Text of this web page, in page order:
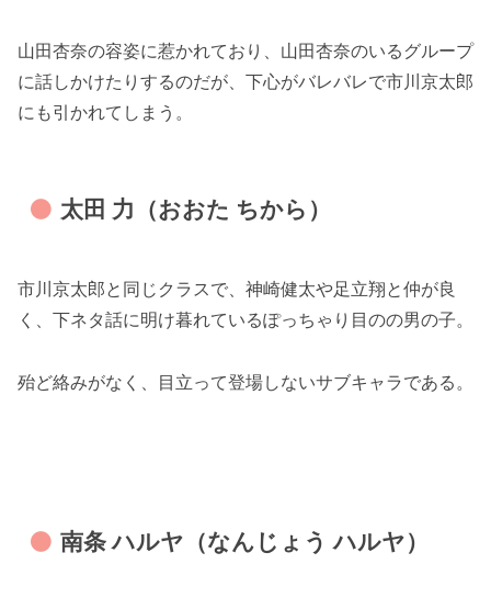
山田杏奈の容姿に惹かれており、山田杏奈のいるグループ
に話しかけたりするのだが、下心がバレバレで市川京太郎
にも引かれてしまう。
太田 力（おおた ちから）
市川京太郎と同じクラスで、神崎健太や足立翔と仲が良
く、下ネタ話に明け暮れているぽっちゃり目のの男の子。
殆ど絡みがなく、目立って登場しないサブキャラである。
南条 ハルヤ（なんじょう ハルヤ）